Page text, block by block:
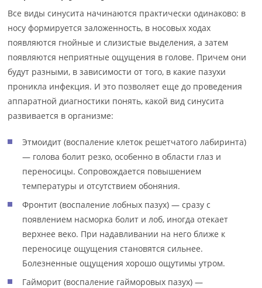
Все виды синусита начинаются практически одинаково: в
носу формируется заложенность, в носовых ходах
появляются гнойные и слизистые выделения, а затем
появляются неприятные ощущения в голове. Причем они
будут разными, в зависимости от того, в какие пазухи
проникла инфекция. И это позволяет еще до проведения
аппаратной диагностики понять, какой вид синусита
развивается в организме:
Этмоидит (воспаление клеток решетчатого лабиринта)
— голова болит резко, особенно в области глаз и
переносицы. Сопровождается повышением
температуры и отсутствием обоняния.
Фронтит (воспаление лобных пазух) — сразу с
появлением насморка болит и лоб, иногда отекает
верхнее веко. При надавливании на него ближе к
переносице ощущения становятся сильнее.
Болезненные ощущения хорошо ощутимы утром.
Гайморит (воспаление гайморовых пазух) —